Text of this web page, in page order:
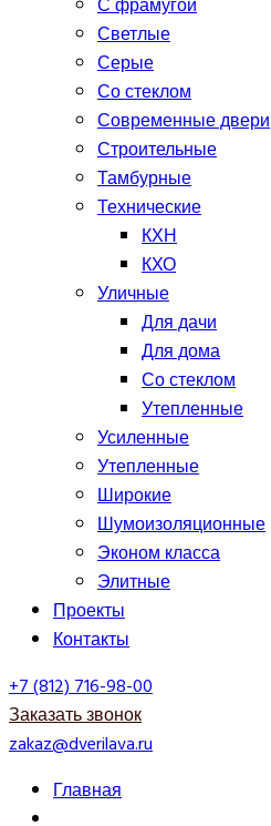
Светлые
Серые
Со стеклом
Современные двери
Строительные
Тамбурные
Технические
КХН
КХО
Уличные
Для дачи
Для дома
Со стеклом
Утепленные
Усиленные
Утепленные
Широкие
Шумоизоляционные
Эконом класса
Элитные
Проекты
Контакты
+7 (812) 716-98-00
Заказать звонок
zakaz@dverilava.ru
Главная